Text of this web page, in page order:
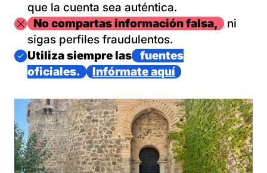
que la cuenta sea auténtica.
ImagenNo compartas información falsa,
ni
sigas perfiles fraudulentos.
Imagen
Utiliza siempre las
fuentes
oficiales.
Infórmate aquí